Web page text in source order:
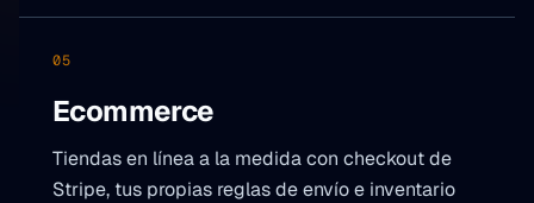
05
Ecommerce
Tiendas en línea a la medida con checkout de
Stripe, tus propias reglas de envío e inventario